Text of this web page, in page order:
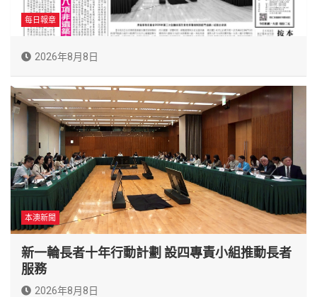
每日報章
2026年8月8日
本澳新聞
新一輪長者十年行動計劃 設四專責小組推動長者
服務
2026年8月8日